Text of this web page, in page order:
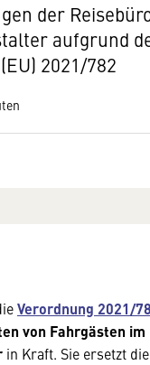
der
aufgrund
2021/782
Verordnung 2021/
von Fahrgästen im
in Kraft. Sie ersetzt